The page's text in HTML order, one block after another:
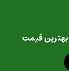
بهترین قیمت